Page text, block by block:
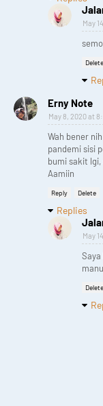
May
Delete
Erny Note
May 8, 2020 at
Wah bener
pandemi sisi
bumi sakit
Aamiin
Reply Delete
Replies
May
Delete